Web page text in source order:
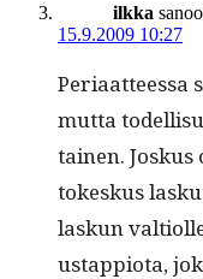
ilkka
15.9.2009 10:27
Peri­aat­teessa
mut­ta
tainen.
tokeskus
laskun
ustap­pi­o­ta,